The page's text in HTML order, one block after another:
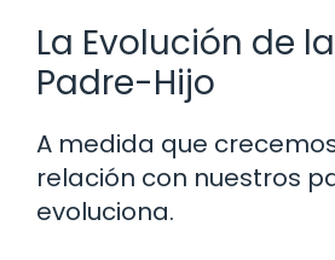
La Evolución de
Padre-Hijo
A medida que
relación con nuestros
evoluciona.